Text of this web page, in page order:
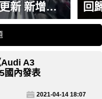
新 新增換
回
Audi A3
國內發表
2021-04-14 18:07